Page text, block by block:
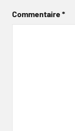
Commentaire*